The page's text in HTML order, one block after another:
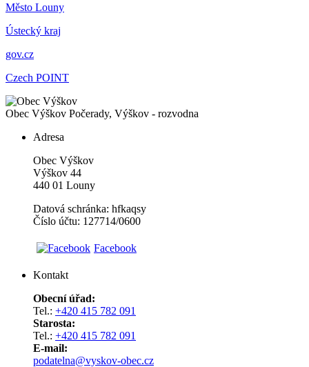
Město Louny
Ústecký kraj
gov.cz
Czech POINT
Obec Výškov Počerady, Výškov - rozvodna
Adresa
Obec Výškov
Výškov 44
440 01 Louny
Datová schránka: hfkaqsy
Číslo účtu: 127714/0600
Facebook
Kontakt
Obecní úřad:
Tel.: +420 415 782 091
Starosta:
Tel.: +420 415 782 091
E-mail:
podatelna@vyskov-obec.cz